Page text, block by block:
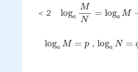
＜２
log MN log M −
log M=
，
log N=